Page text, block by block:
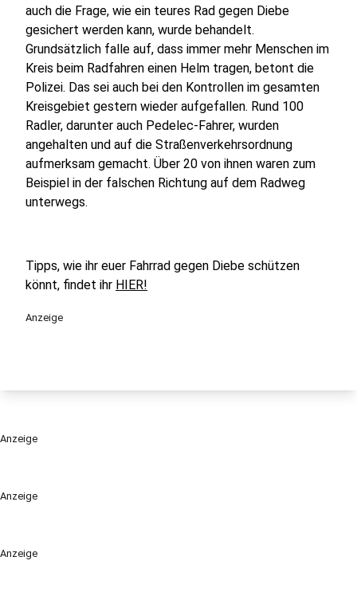
Anzeige
Anzeige
auch die Frage, wie ein teures Rad gegen Diebe
gesichert werden kann, wurde behandelt.
Grundsätzlich falle auf, dass immer mehr Menschen im
Kreis beim Radfahren einen Helm tragen, betont die
Polizei. Das sei auch bei den Kontrollen im gesamten
Kreisgebiet gestern wieder aufgefallen. Rund 100
Radler, darunter auch Pedelec-Fahrer, wurden
angehalten und auf die Straßenverkehrsordnung
aufmerksam gemacht. Über 20 von ihnen waren zum
Beispiel in der falschen Richtung auf dem Radweg
unterwegs.
Tipps, wie ihr euer Fahrrad gegen Diebe schützen
könnt, findet ihr HIER!
Anzeige
Anzeige